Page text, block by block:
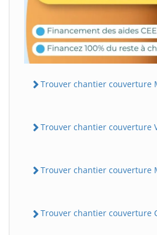
Trouver chantier couverture
Trouver chantier couverture
Trouver chantier couverture
Trouver chantier couverture